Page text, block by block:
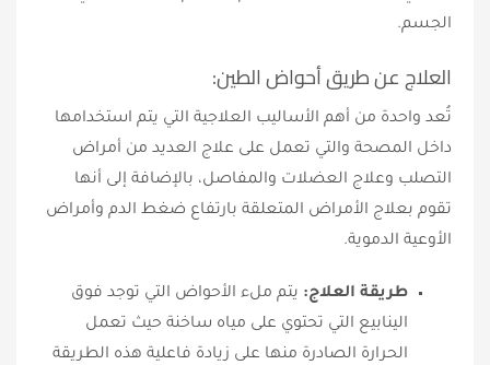
الجسم.
العلاج عن طريق أحواض الطين:
تُعد واحدة من أهم الأساليب العلاجية التي يتم استخدامها
داخل المصحة والتي تعمل على علاج العديد من أمراض
التصلب وعلاج العضلات والمفاصل، بالإضافة إلى أنها
تقوم بعلاج الأمراض المتعلقة بارتفاع ضغط الدم وأمراض
الأوعية الدموية.
طريقة العلاج: يتم ملء الأحواض التي توجد فوق
الينابيع التي تحتوي على مياه ساخنة حيث تعمل
الحرارة الصادرة منها على زيادة فاعلية هذه الطريقة